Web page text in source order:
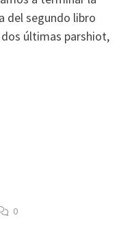
del segundo libro
últimas parshiot,
0